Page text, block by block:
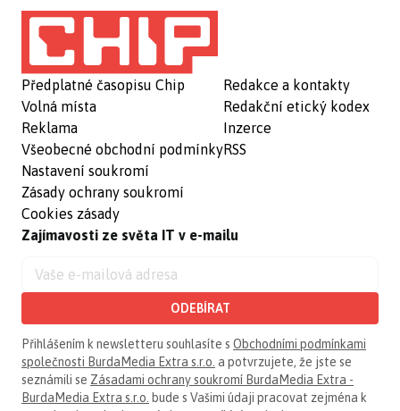
Předplatné časopisu Chip
Volná místa
Reklama
Všeobecné obchodní podmínky
Nastavení soukromí
Zásady ochrany soukromí
Cookies zásady
Redakce a kontakty
Redakční etický kodex
Inzerce
RSS
Zajímavosti ze světa IT v e-mailu
ODEBÍRAT
Přihlášením k newsletteru souhlasíte s Obchodními podmínkami
společnosti BurdaMedia Extra s.r.o. a potvrzujete, že jste se
seznámili se Zásadami ochrany soukromí BurdaMedia Extra -
BurdaMedia Extra s.r.o. bude s Vašimi údaji pracovat zejména k